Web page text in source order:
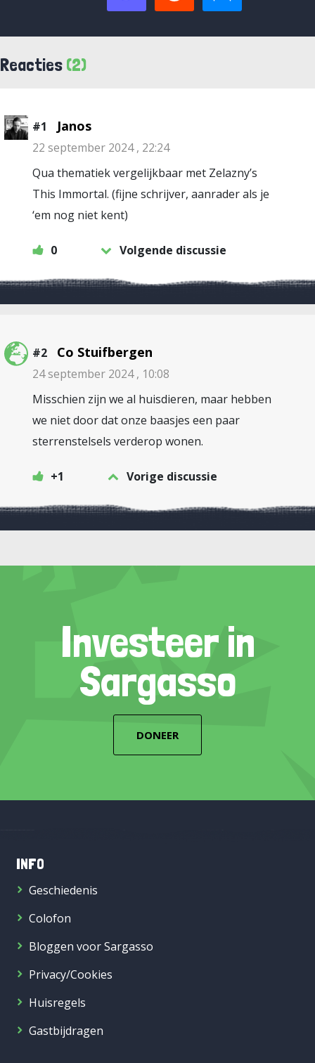
Reacties (2)
#1 Janos
22 september 2024 , 22:24
Qua thematiek vergelijkbaar met Zelazny’s
This Immortal. (fijne schrijver, aanrader als je
‘em nog niet kent)
0 Volgende discussie
#2 Co Stuifbergen
24 september 2024 , 10:08
Misschien zijn we al huisdieren, maar hebben
we niet door dat onze baasjes een paar
sterrenstelsels verderop wonen.
+1 Vorige discussie
Investeer in
Sargasso
DONEER
INFO
Geschiedenis
Colofon
Bloggen voor Sargasso
Privacy/Cookies
Huisregels
Gastbijdragen